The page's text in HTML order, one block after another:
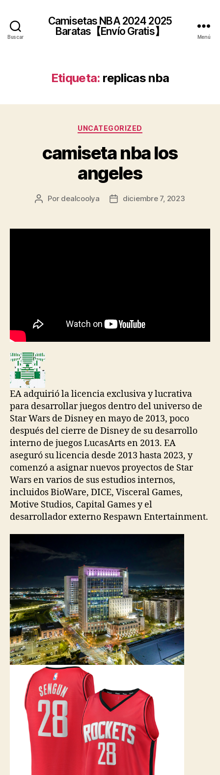
Buscar
Camisetas NBA 2024 2025
Baratas【Envío Gratis】
Menú
Etiqueta: replicas nba
Categorías
UNCATEGORIZED
camiseta nba los
angeles
Autor
entrada
Por dealcoolya
Fecha
entrada
diciembre 7, 2023
EA adquirió la licencia exclusiva y lucrativa
para desarrollar juegos dentro del universo de
Star Wars de Disney en mayo de 2013, poco
después del cierre de Disney de su desarrollo
interno de juegos LucasArts en 2013. EA
aseguró su licencia desde 2013 hasta 2023, y
comenzó a asignar nuevos proyectos de Star
Wars en varios de sus estudios internos,
incluidos BioWare, DICE, Visceral Games,
Motive Studios, Capital Games y el
desarrollador externo Respawn Entertainment.